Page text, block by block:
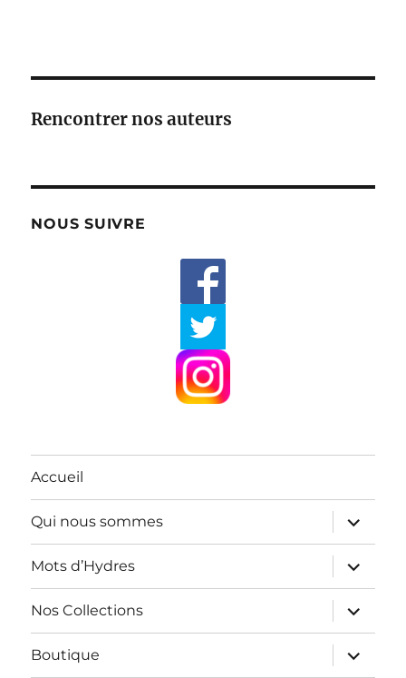
Rencontrer nos auteurs
NOUS SUIVRE
Accueil
Qui nous sommes
ouvrir
le
sous-
menu
Mots d’Hydres
ouvrir
le
sous-
menu
Nos Collections
ouvrir
le
sous-
menu
Boutique
ouvrir
le